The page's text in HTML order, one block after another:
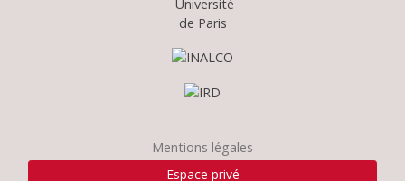
Mentions légales
Espace privé